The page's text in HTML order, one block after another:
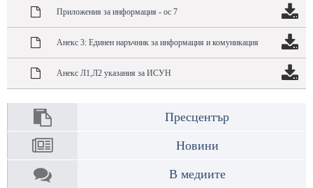
Приложения за информация - ос 7
Анекс 3: Единен наръчник за информация и комуникация
Анекс Л1,Л2 указания за ИСУН
Пресцентър
Новини
В медиите